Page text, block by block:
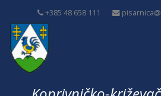
+385 48 658 111